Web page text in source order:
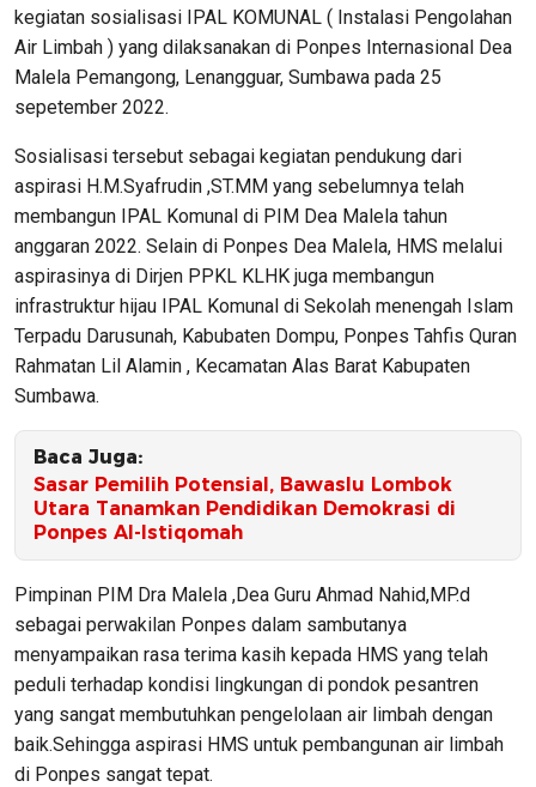
kegiatan sosialisasi IPAL KOMUNAL ( Instalasi Pengolahan
Air Limbah ) yang dilaksanakan di Ponpes Internasional Dea
Malela Pemangong, Lenangguar, Sumbawa pada 25
sepetember 2022.
Sosialisasi tersebut sebagai kegiatan pendukung dari
aspirasi H.M.Syafrudin ,ST.MM yang sebelumnya telah
membangun IPAL Komunal di PIM Dea Malela tahun
anggaran 2022. Selain di Ponpes Dea Malela, HMS melalui
aspirasinya di Dirjen PPKL KLHK juga membangun
infrastruktur hijau IPAL Komunal di Sekolah menengah Islam
Terpadu Darusunah, Kabubaten Dompu, Ponpes Tahfis Quran
Rahmatan Lil Alamin , Kecamatan Alas Barat Kabupaten
Sumbawa.
Baca Juga:
Sasar Pemilih Potensial, Bawaslu Lombok
Utara Tanamkan Pendidikan Demokrasi di
Ponpes Al-Istiqomah
Pimpinan PIM Dra Malela ,Dea Guru Ahmad Nahid,MP.d
sebagai perwakilan Ponpes dalam sambutanya
menyampaikan rasa terima kasih kepada HMS yang telah
peduli terhadap kondisi lingkungan di pondok pesantren
yang sangat membutuhkan pengelolaan air limbah dengan
baik.Sehingga aspirasi HMS untuk pembangunan air limbah
di Ponpes sangat tepat.